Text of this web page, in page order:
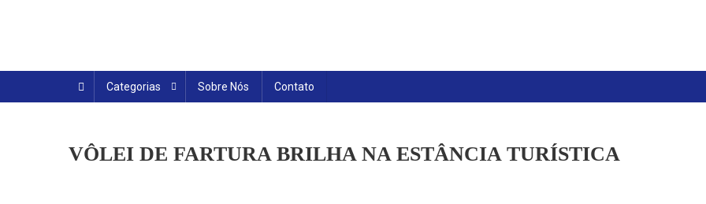
Categorias Sobre Nós Contato
VÔLEI DE FARTURA BRILHA NA ESTÂNCIA TURÍSTICA